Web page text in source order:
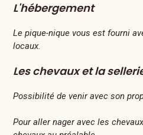
L'hébergement
Le pique-nique vous est fourni
locaux.
Les chevaux et la
Possibilité de venir avec son
Pour aller nager avec les